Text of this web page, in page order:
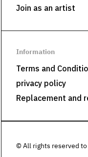
Join as an artist
Information
Terms and
privacy policy
Replacement and
© All rights reserved